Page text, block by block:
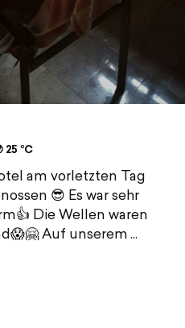
25 °C
am vorletzten Tag
😎 Es war sehr
Die Wellen waren
Auf unserem